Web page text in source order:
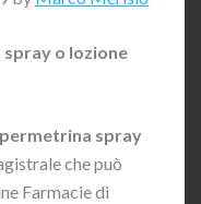
o lozione
permetrina spray
che può
Farmacie di